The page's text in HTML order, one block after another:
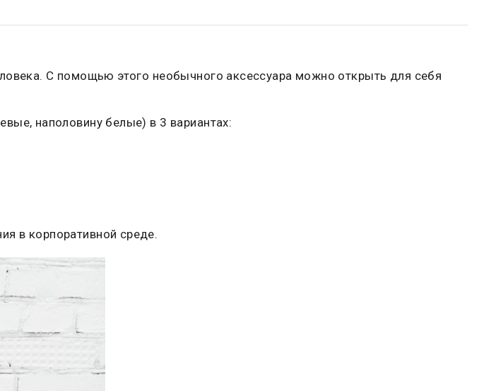
С помощью этого необычного аксессуара можно открыть для себя
наполовину белые) в 3 вариантах:
в корпоративной среде.